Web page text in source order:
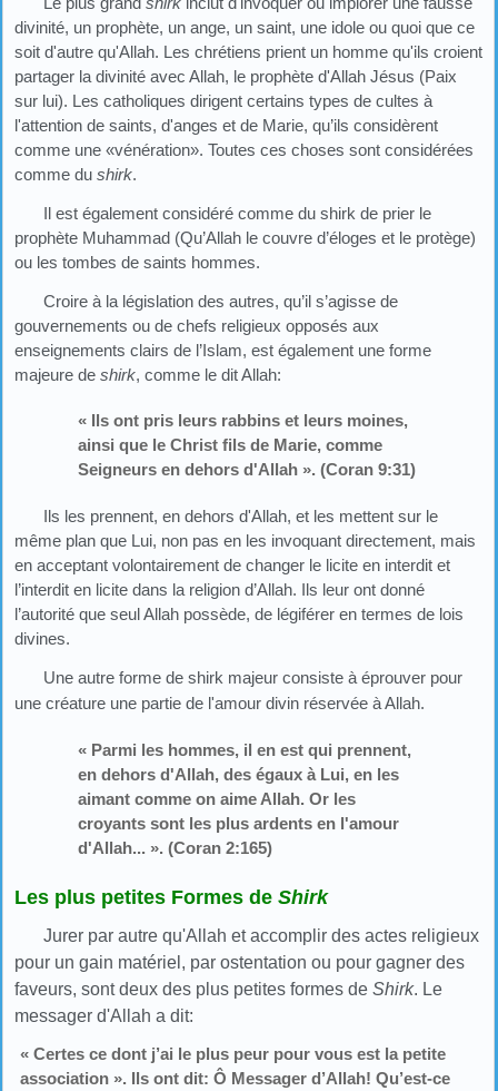
divinité, un prophète, un ange, un saint, une idole ou quoi que ce
soit d'autre qu'Allah. Les chrétiens prient un homme qu'ils croient
partager la divinité avec Allah, le prophète d'Allah Jésus (Paix
sur lui). Les catholiques dirigent certains types de cultes à
l'attention de saints, d'anges et de Marie, qu’ils considèrent
comme une «vénération». Toutes ces choses sont considérées
comme du shirk.
Il est également considéré comme du shirk de prier le
prophète Muhammad (Qu’Allah le couvre d’éloges et le protège)
ou les tombes de saints hommes.
Croire à la législation des autres, qu’il s’agisse de
gouvernements ou de chefs religieux opposés aux
enseignements clairs de l’Islam, est également une forme
majeure de shirk, comme le dit Allah:
« Ils ont pris leurs rabbins et leurs moines,
ainsi que le Christ fils de Marie, comme
Seigneurs en dehors d'Allah ». (Coran 9:31)
Ils les prennent, en dehors d'Allah, et les mettent sur le
même plan que Lui, non pas en les invoquant directement, mais
en acceptant volontairement de changer le licite en interdit et
l’interdit en licite dans la religion d’Allah. Ils leur ont donné
l’autorité que seul Allah possède, de légiférer en termes de lois
divines.
Une autre forme de shirk majeur consiste à éprouver pour
une créature une partie de l'amour divin réservée à Allah.
« Parmi les hommes, il en est qui prennent,
en dehors d'Allah, des égaux à Lui, en les
aimant comme on aime Allah. Or les
croyants sont les plus ardents en l'amour
d'Allah... ». (Coran 2:165)
Les plus petites Formes de Shirk
Jurer par autre qu'Allah et accomplir des actes religieux
pour un gain matériel, par ostentation ou pour gagner des
faveurs, sont deux des plus petites formes de Shirk. Le
messager d'Allah a dit:
« Certes ce dont j’ai le plus peur pour vous est la petite
association ». Ils ont dit: Ô Messager d’Allah! Qu’est-ce